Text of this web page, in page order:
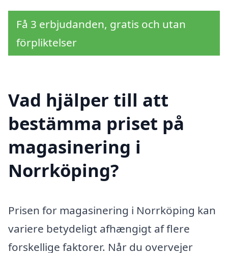
Få 3 erbjudanden, gratis och utan
förpliktelser
Vad hjälper till att
bestämma priset på
magasinering i
Norrköping?
Prisen for magasinering i Norrköping kan
variere betydeligt afhængigt af flere
forskellige faktorer. Når du overvejer